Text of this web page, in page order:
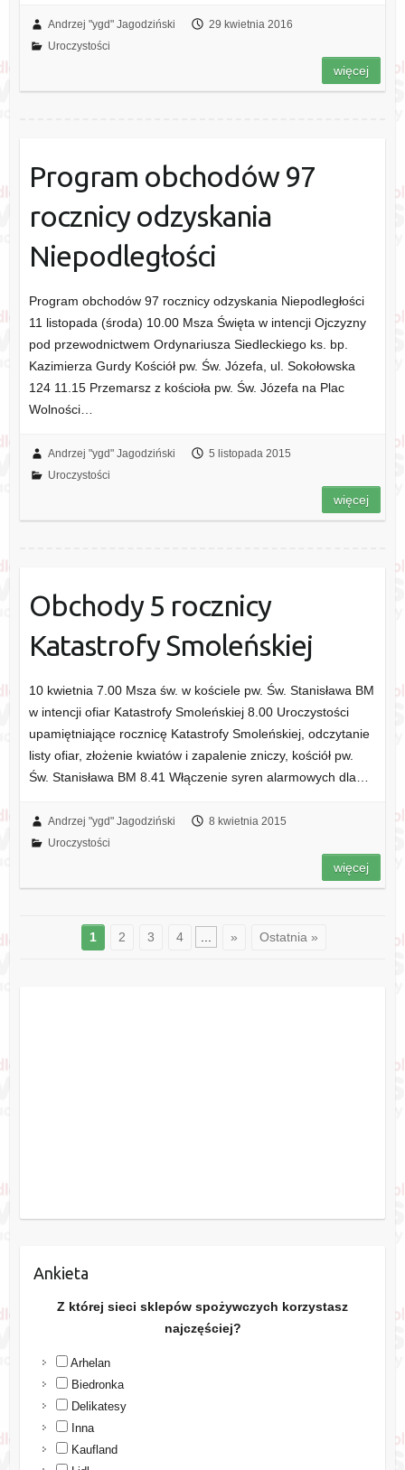
Andrzej "ygd" Jagodziński
29 kwietnia 2016
Uroczystości
więcej
Program obchodów 97
rocznicy odzyskania
Niepodległości
Program obchodów 97 rocznicy odzyskania Niepodległości
11 listopada (środa) 10.00 Msza Święta w intencji Ojczyzny
pod przewodnictwem Ordynariusza Siedleckiego ks. bp.
Kazimierza Gurdy Kościół pw. Św. Józefa, ul. Sokołowska
124 11.15 Przemarsz z kościoła pw. Św. Józefa na Plac
Wolności…
Andrzej "ygd" Jagodziński
5 listopada 2015
Uroczystości
więcej
Obchody 5 rocznicy
Katastrofy Smoleńskiej
10 kwietnia 7.00 Msza św. w kościele pw. Św. Stanisława BM
w intencji ofiar Katastrofy Smoleńskiej 8.00 Uroczystości
upamiętniające rocznicę Katastrofy Smoleńskiej, odczytanie
listy ofiar, złożenie kwiatów i zapalenie zniczy, kościół pw.
Św. Stanisława BM 8.41 Włączenie syren alarmowych dla…
Andrzej "ygd" Jagodziński
8 kwietnia 2015
Uroczystości
więcej
1 2 3 4 » Ostatnia »
Ankieta
Z której sieci sklepów spożywczych korzystasz
najczęściej?
Arhelan
Biedronka
Delikatesy
Inna
Kaufland